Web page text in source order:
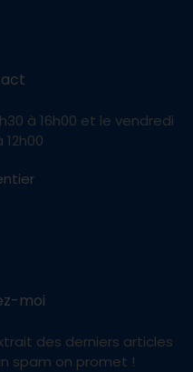
à 16h00 et le vendredi
moi
des derniers articles
spam on promet !